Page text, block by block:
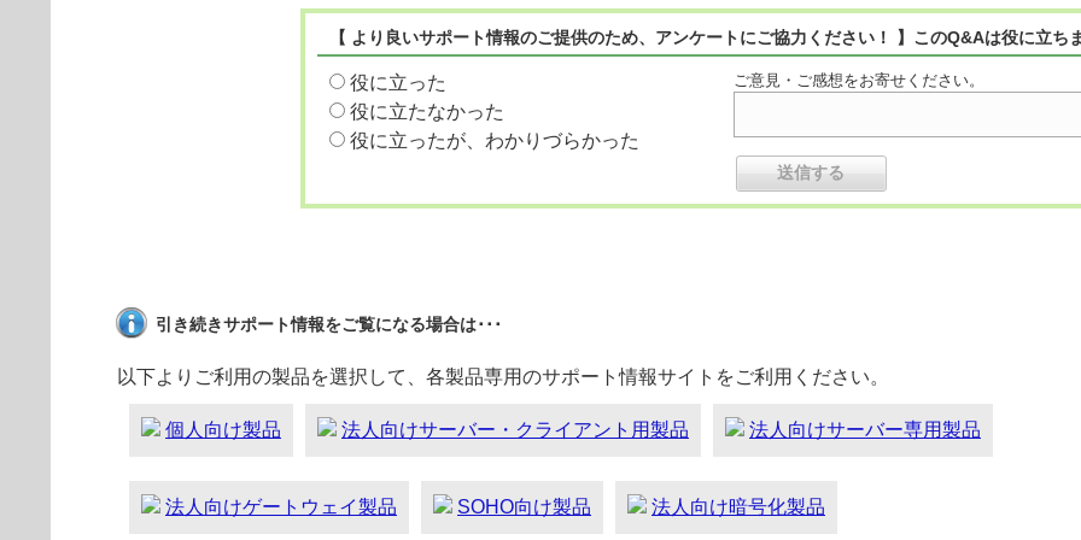
【 より良いサポート情報のご提供のため、アンケートにご協力ください！ 】このQ&Aは役に立ち
役に立った
役に立たなかった
役に立ったが、わかりづらかった
ご意見・ご感想をお寄せください。
引き続きサポート情報をご覧になる場合は･･･
以下よりご利用の製品を選択して、各製品専用のサポート情報サイトをご利用ください。
個人向け製品 法人向けサーバー・クライアント用製品 法人向けサーバー専用製品
法人向けゲートウェイ製品 SOHO向け製品 法人向け暗号化製品